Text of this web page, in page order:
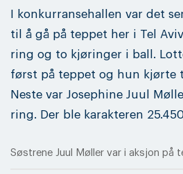
I konkurransehallen var det
til å gå på teppet her i Tel
ring og to kjøringer i ball.
først på teppet og hun kjørte
Neste var Josephine Juul
ring. Der ble karakteren
Søstrene Juul Møller var i aksjon på